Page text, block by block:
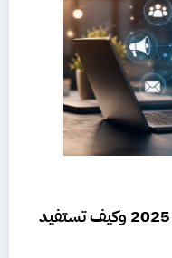
أهم اتجاهات التسويق الرقمي في 2025 وكيف تستفيد